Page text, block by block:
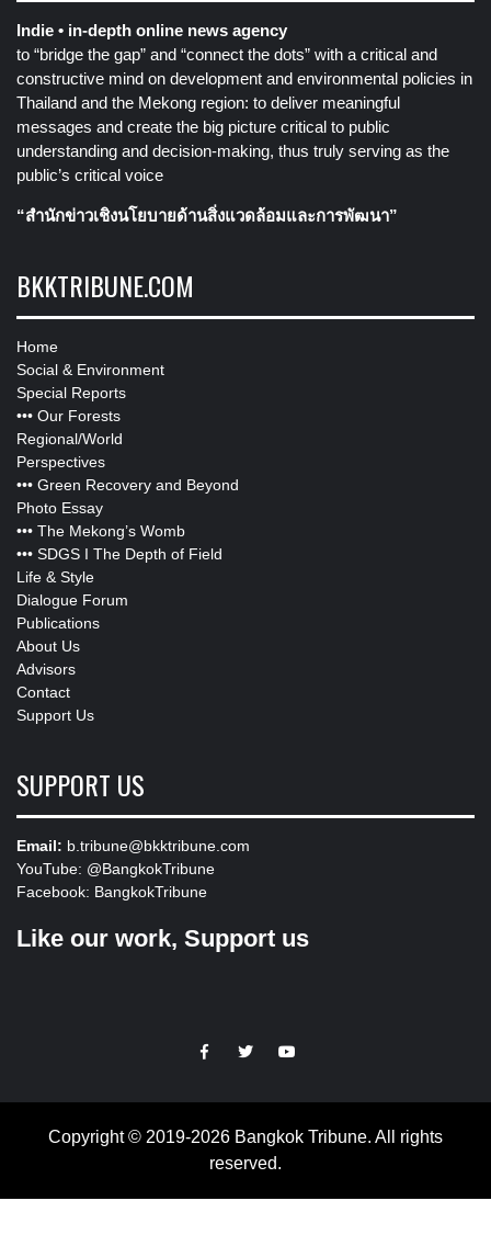
Indie • in-depth online news agency
to “bridge the gap” and “connect the dots” with a critical and
constructive mind on development and environmental policies in
Thailand and the Mekong region: to deliver meaningful
messages and create the big picture critical to public
understanding and decision-making, thus truly serving as the
public’s critical voice
“สำนักข่าวเชิงนโยบายด้านสิ่งแวดล้อมและการพัฒนา”
BKKTRIBUNE.COM
Home
Social & Environment
Special Reports
••• Our Forests
Regional/World
Perspectives
••• Green Recovery and Beyond
Photo Essay
••• The Mekong’s Womb
••• SDGS I The Depth of Field
Life & Style
Dialogue Forum
Publications
About Us
Advisors
Contact
Support Us
SUPPORT US
Email: b.tribune@bkktribune.com
YouTube: @BangkokTribune
Facebook: BangkokTribune
Like our work, Support us
https://facebook.com
https://www.twitter.com
https://www.youtube.com
Copyright © 2019-2026 Bangkok Tribune. All rights
reserved.